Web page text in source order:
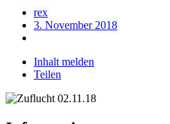
rex
3. November 2018
Inhalt melden
Teilen